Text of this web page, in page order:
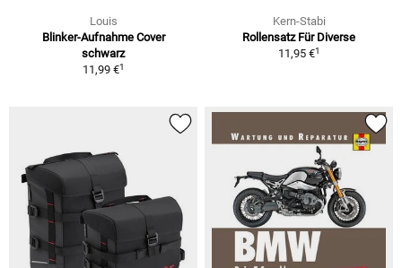
Louis
Blinker-Aufnahme Cover
schwarz
11,99 €1
Kern-Stabi
Rollensatz Für Diverse
11,95 €1